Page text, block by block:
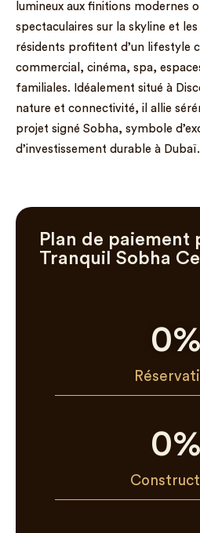
lumineux aux finitions modernes
spectaculaires sur la skyline et
résidents profitent d’un lifestyle
commercial, cinéma, spa,
familiales. Idéalement situé à
nature et connectivité, il allie
projet signé Sobha, symbole
d’investissement durable à Dubaï.
Plan de paiement
Tranquil Sobha
0%
0%